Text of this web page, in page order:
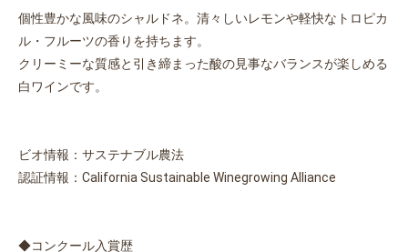
個性豊かな風味のシャルドネ。清々しいレモンや軽快なトロピカ
ル・フルーツの香りを持ちます。
クリーミーな質感と引き締まった酸の見事なバランスが楽しめる
白ワインです。
ビオ情報：サステナブル農法
認証情報：California Sustainable Winegrowing Alliance
◆コンクール入賞歴